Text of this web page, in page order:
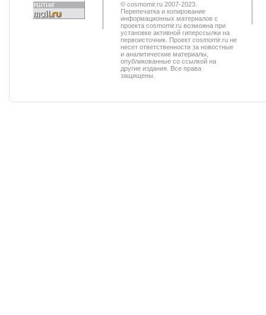
© cosmomir.ru 2007-2023.
Перепечатка и копирование
информационных материалов с
проекта cosmomir.ru возможна при
установке активной гиперссылки на
первоисточник. Проект cosmomir.ru не
несет ответственности за новостные
и аналитические материалы,
опубликованные со ссылкой на
другие издания. Все права
защищены.